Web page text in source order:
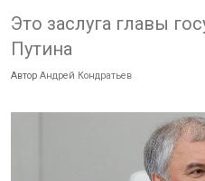
Это заслуга главы
Путина
Автор Андрей Кондратьев